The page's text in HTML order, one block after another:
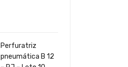
Perfuratriz
pneumática B 12